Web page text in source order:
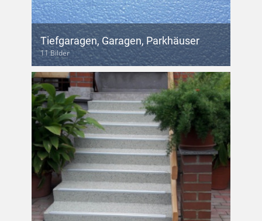
Tiefgaragen, Garagen, Parkhäuser
11 Bilder